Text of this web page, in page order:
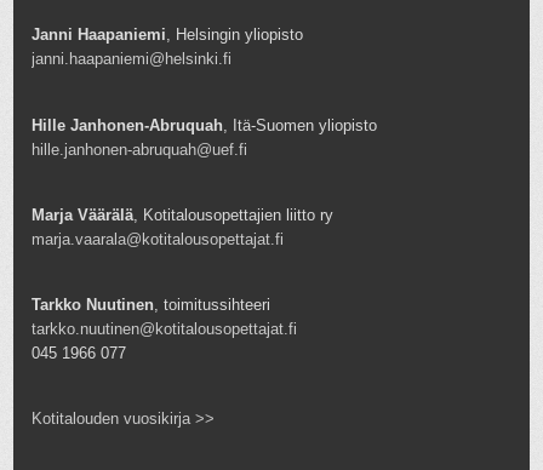
Janni Haapaniemi, Helsingin yliopisto
janni.haapaniemi@helsinki.fi
Hille Janhonen-Abruquah , Itä-Suomen yliopisto
hille.janhonen-abruquah@uef.fi
Marja Väärälä , Kotitalousopettajien liitto ry
marja.vaarala@kotitalousopettajat.fi
Tarkko Nuutinen , toimitussihteeri
tarkko.nuutinen@kotitalousopettajat.fi
045 1966 077
Kotitalouden vuosikirja >>